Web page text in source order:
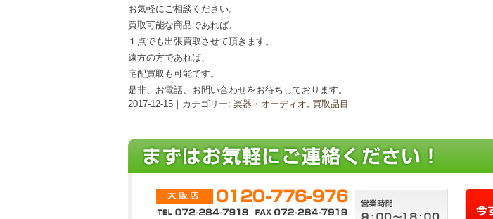
お気軽にご相談ください。
買取可能な商品であれば、
１点でも出張買取させて頂きます。
遠方の方であれば、
宅配買取も可能です。
是非、お電話、お問い合わせをお待ちしております。
2017-12-15｜カテゴリー: 楽器・オーディオ, 買取品目